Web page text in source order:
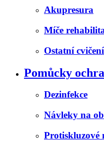
Akupresura
Míče
Ostatní cvičení
Pomůcky
Dezinfekce
Návleky na
Protiskluzové